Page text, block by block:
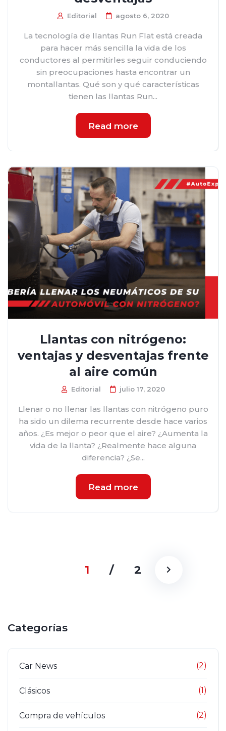
Editorial agosto 6, 2020
La tecnología de llantas Run Flat está creada
para hacer más sencilla la vida de los
conductores al permitirles seguir conduciendo
sin preocupaciones hasta encontrar un
montallantas. Qué son y qué características
tienen las llantas Run...
Read more
Llantas con nitrógeno:
ventajas y desventajas frente
al aire común
Editorial julio 17, 2020
Llenar o no llenar las llantas con nitrógeno puro
ha sido un dilema recurrente desde hace varios
años. ¿Es mejor o peor que el aire? ¿Aumenta la
vida de la llanta? ¿Realmente hace alguna
diferencia? ¿Se...
Read more
1 / 2
Categorías
Car News (2)
Clásicos (1)
Compra de vehículos (2)